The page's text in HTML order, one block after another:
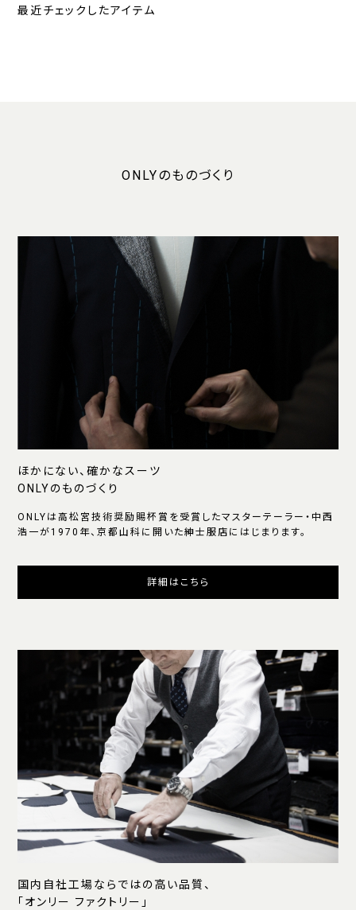
最近チェックしたアイテム
ONLYのものづくり
ほかにない、確かなスーツ
ONLYのものづくり
ONLYは高松宮技術奨励賜杯賞を受賞したマスターテーラー・中西
浩一が1970年、京都山科に開いた紳士服店にはじまります。
詳細はこちら
国内自社工場ならではの高い品質、
「オンリー ファクトリー」